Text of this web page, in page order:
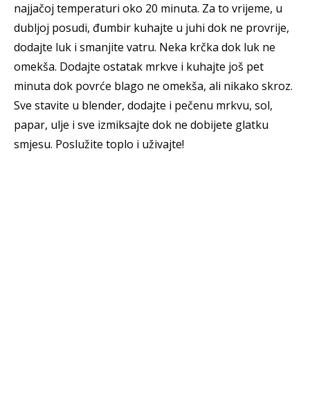
najjačoj temperaturi oko 20 minuta. Za to vrijeme, u
dubljoj posudi, đumbir kuhajte u juhi dok ne provrije,
dodajte luk i smanjite vatru. Neka krčka dok luk ne
omekša. Dodajte ostatak mrkve i kuhajte još pet
minuta dok povrće blago ne omekša, ali nikako skroz.
Sve stavite u blender, dodajte i pečenu mrkvu, sol,
papar, ulje i sve izmiksajte dok ne dobijete glatku
smjesu. Poslužite toplo i uživajte!